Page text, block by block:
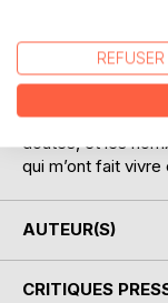
Journal de mon
moi, près de
jours de marche -
Je décris mes
doutes, et les
qui m’ont fait
AUTEUR(S)
CRITIQUES
REFUSER